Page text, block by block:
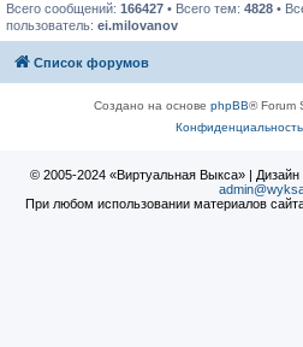
Всего сообщений: 166427 • Всего тем: 4828 •
пользователь: ei.milovanov
Список форумов
Создано на основе phpBB® Forum
Конфиденциальность
© 2005-2024 «Виртуальная Выкса» | Дизайн
При любом использовании материалов